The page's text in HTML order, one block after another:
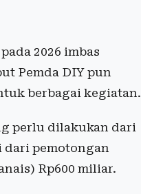
2026 imbas
Pemda DIY pun
berbagai kegiatan.
perlu dilakukan dari
dari pemotongan
Rp600 miliar.